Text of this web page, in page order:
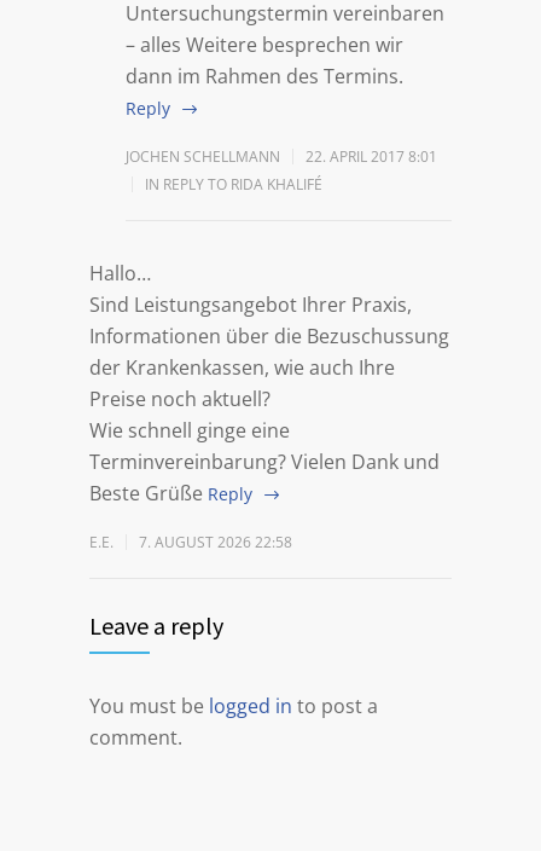
Untersuchungstermin vereinbaren
– alles Weitere besprechen wir
dann im Rahmen des Termins.
Reply
JOCHEN SCHELLMANN
22. APRIL 2017 8:01
IN REPLY TO RIDA KHALIFÉ
Hallo…
Sind Leistungsangebot Ihrer Praxis,
Informationen über die Bezuschussung
der Krankenkassen, wie auch Ihre
Preise noch aktuell?
Wie schnell ginge eine
Terminvereinbarung?Vielen Dank und
Beste Grüße Reply
E.E. 7. AUGUST 2026 22:58
Leave a reply
You must be logged in to post a
comment.